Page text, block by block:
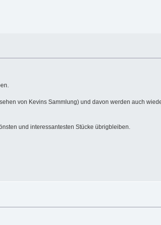
von Kevins Sammlung) und davon werden auch
und interessantesten Stücke übrigbleiben.